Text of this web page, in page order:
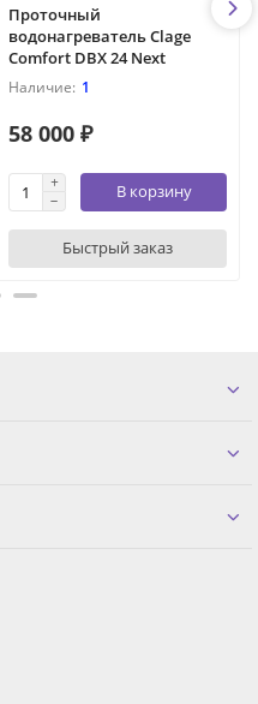
Проточный
водонагреватель Clage
Comfort DBX 24 Next
1
58 000 ₽
В корзину
Быстрый заказ